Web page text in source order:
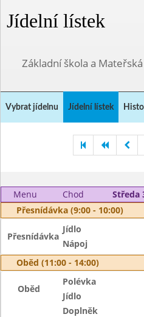
Jídelní lístek
Základní škola a
Vybrat jídelnu Jídelní lístek
Menu Chod
Středa
Přesnídávka (9:00 - 10:00)
Přesnídávka
Jídlo
Nápoj
Oběd (11:00 - 14:00)
Oběd
Polévka
Jídlo
Doplněk